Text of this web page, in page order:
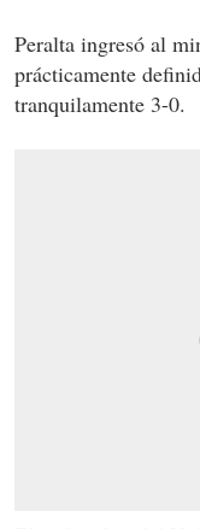
Peralta ingresó al
prácticamente
tranquilamente 3-0.